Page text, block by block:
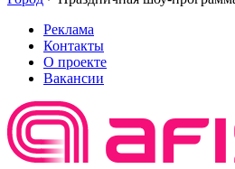
Реклама
Контакты
О проекте
Вакансии